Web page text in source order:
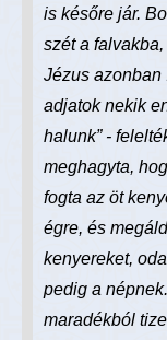
is későre jár.
szét a
Jézus azonban
adjatok nekik
halunk” -
meghagyta,
fogta az öt
égre, és
kenyereket,
pedig a
maradékból